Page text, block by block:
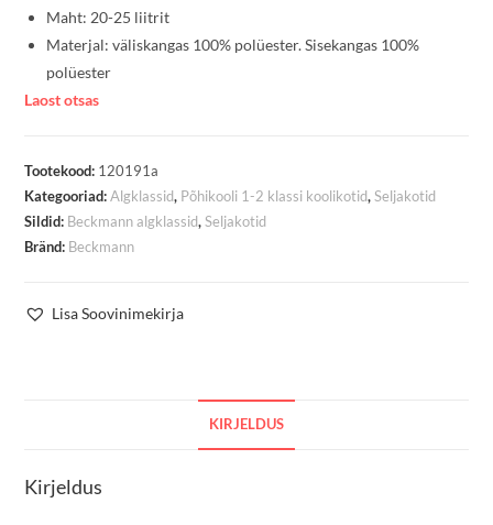
Maht: 20-25 liitrit
Materjal: väliskangas 100% polüester. Sisekangas 100%
polüester
Laost otsas
Tootekood: 120191a
Kategooriad:Algklassid, Põhikooli 1-2 klassi koolikotid,Seljakotid
Sildid: Beckmann algklassid,Seljakotid
Bränd: Beckmann
Lisa Soovinimekirja
KIRJELDUS
Kirjeldus